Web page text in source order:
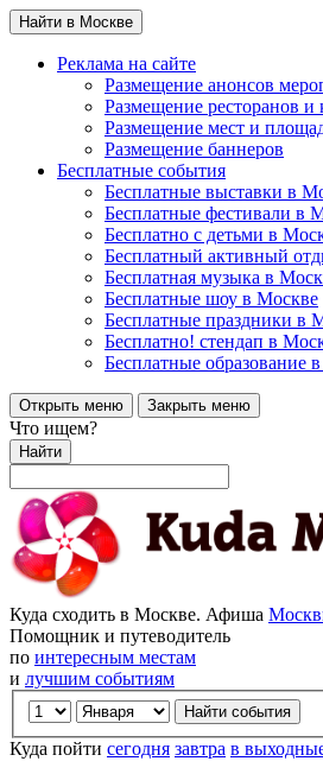
Найти в Москве
Реклама на сайте
Размещение анонсов
Размещение ресторанов и
Размещение мест и
Размещение баннеров
Бесплатные события
Бесплатные выставки в
Бесплатные фестивали в
Бесплатно с детьми в
Бесплатный активный
Бесплатная музыка в
Бесплатные шоу в Москве
Бесплатные праздники в
Бесплатно! стендап в
Бесплатные образование
Открыть меню Закрыть меню
Что ищем?
Найти
Куда сходить в Москве. Афиша
Помощник и путеводитель
по интересным местам
и лучшим событиям
Куда пойти сегодня завтра в